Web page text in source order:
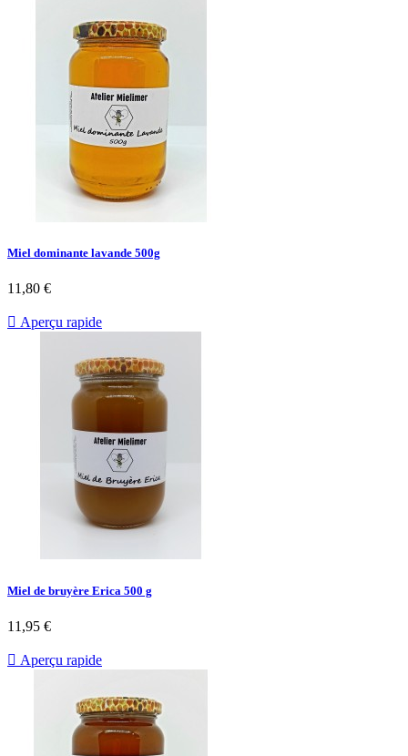
Miel dominante lavande 500g
11,80 €
 Aperçu rapide
Miel de bruyère Erica 500 g
11,95 €
 Aperçu rapide